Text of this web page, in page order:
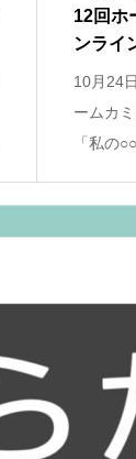
12回ホ
ンライ
10月24
ームカ
「私の